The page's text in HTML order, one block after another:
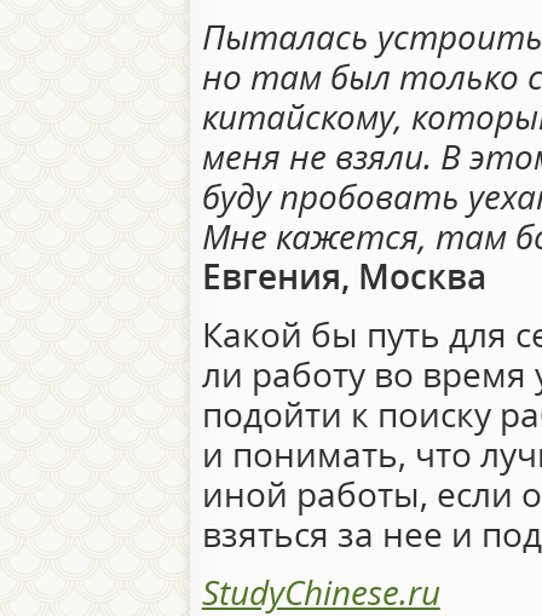
Пыталась
но там был только
китайскому,
меня не взяли. В
буду пробовать
Мне кажется, там
Евгения, Москва
Какой бы путь для
ли работу во
подойти к поиску
и понимать, что
иной работы, если
взяться за нее и
StudyChinese.ru